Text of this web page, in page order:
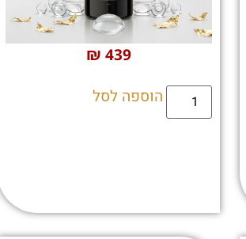
₪ 439
הוספה לסל